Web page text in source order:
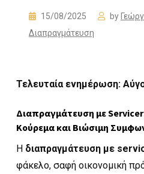
15/08/2025 by
Διαπραγμάτευση
Τελευταία ενημέρωση:
Διαπραγμάτευση με
Κούρεμα και Βιώσιμη
Η διαπραγμάτευση με
φάκελο, σαφή οικονομική